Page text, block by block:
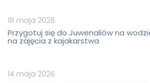
18 maja 2026
Przygotuj się do Juwenaliów na
na zajęcia z kajakarstwa
14 maja 2026